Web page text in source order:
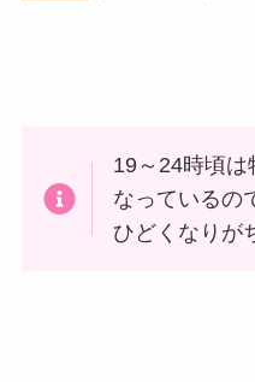
19～24時頃は
なっているの
ひどくなりが